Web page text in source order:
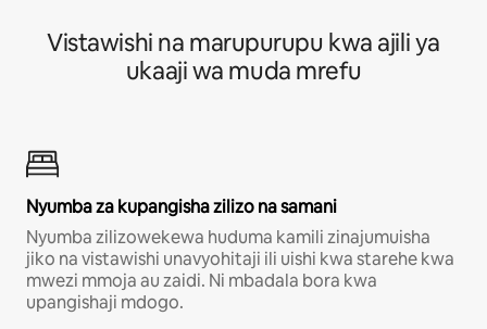
Vistawishi na marupurupu kwa ajili ya
ukaaji wa muda mrefu
Nyumba za kupangisha zilizo na samani
Nyumba zilizowekewa huduma kamili zinajumuisha
jiko na vistawishi unavyohitaji ili uishi kwa starehe kwa
mwezi mmoja au zaidi. Ni mbadala bora kwa
upangishaji mdogo.